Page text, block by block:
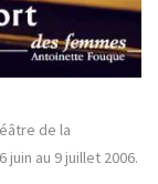
de la
juin au 9 juillet 2006.